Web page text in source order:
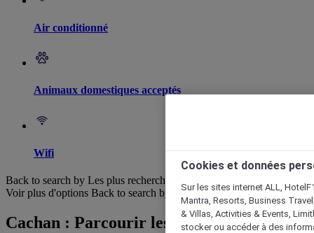
Air conditionné
Animaux domestiques acceptés
Wifi
Back to search by Les plus recherchés
Voir plus d'options Back to search by categories
Cachan : Parcourir les hôtels
Cookies et données
Sur les sites internet ALL,
Mantra, Resorts, Business
& Villas, Activities & Events,
stocker ou accéder à des